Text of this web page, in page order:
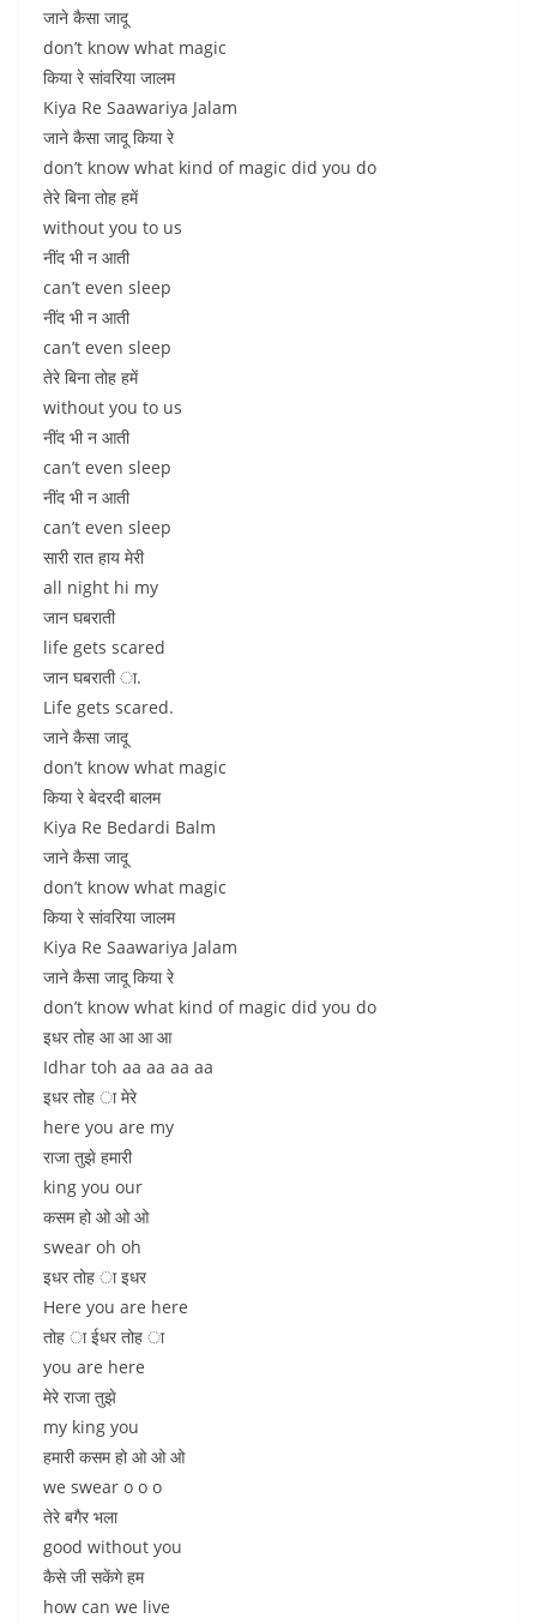
जाने कैसा जादू
don’t know what magic
किया रे सांवरिया जालम
Kiya Re Saawariya Jalam
जाने कैसा जादू किया रे
don’t know what kind of magic did you do
तेरे बिना तोह हमें
without you to us
नींद भी न आती
can’t even sleep
नींद भी न आती
can’t even sleep
तेरे बिना तोह हमें
without you to us
नींद भी न आती
can’t even sleep
नींद भी न आती
can’t even sleep
सारी रात हाय मेरी
all night hi my
जान घबराती
life gets scared
जान घबराती ा.
Life gets scared.
जाने कैसा जादू
don’t know what magic
किया रे बेदरदी बालम
Kiya Re Bedardi Balm
जाने कैसा जादू
don’t know what magic
किया रे सांवरिया जालम
Kiya Re Saawariya Jalam
जाने कैसा जादू किया रे
don’t know what kind of magic did you do
इधर तोह आ आ आ आ
Idhar toh aa aa aa aa
इधर तोह ा मेरे
here you are my
राजा तुझे हमारी
king you our
कसम हो ओ ओ ओ
swear oh oh
इधर तोह ा इधर
Here you are here
तोह ा ईधर तोह ा
you are here
मेरे राजा तुझे
my king you
हमारी कसम हो ओ ओ ओ
we swear o o o
तेरे बगैर भला
good without you
कैसे जी सकेंगे हम
how can we live